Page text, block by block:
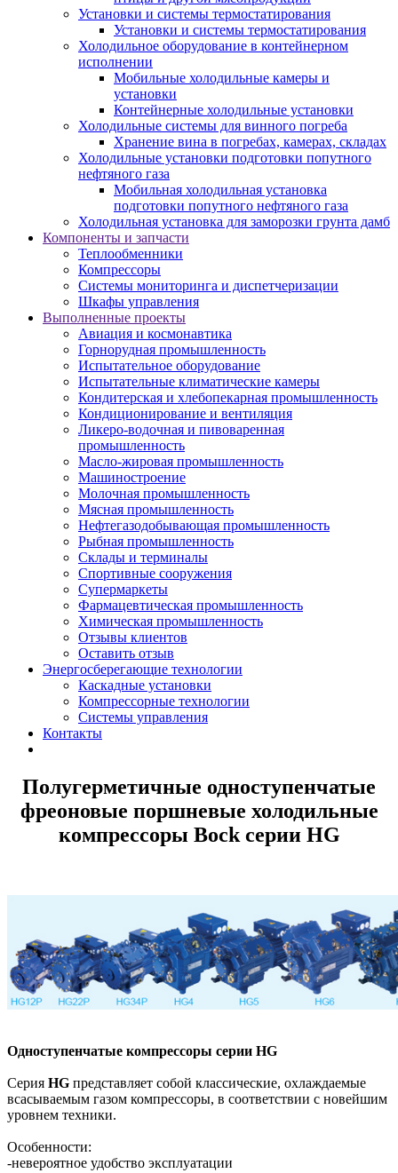
Установки и системы термостатирования
Установки и системы термостатирования
Холодильное оборудование в контейнерном
исполнении
Мобильные холодильные камеры и
установки
Контейнерные холодильные установки
Холодильные системы для винного погреба
Хранение вина в погребах, камерах, складах
Холодильные установки подготовки попутного
нефтяного газа
Мобильная холодильная установка
подготовки попутного нефтяного газа
Холодильная установка для заморозки грунта дамб
Компоненты и запчасти
Теплообменники
Компрессоры
Системы мониторинга и диспетчеризации
Шкафы управления
Выполненные проекты
Авиация и космонавтика
Горнорудная промышленность
Испытательное оборудование
Испытательные климатические камеры
Кондитерская и хлебопекарная промышленность
Кондиционирование и вентиляция
Ликеро-водочная и пивоваренная
промышленность
Масло-жировая промышленность
Машиностроение
Молочная промышленность
Мясная промышленность
Нефтегазодобывающая промышленность
Рыбная промышленность
Склады и терминалы
Спортивные сооружения
Супермаркеты
Фармацевтическая промышленность
Химическая промышленность
Отзывы клиентов
Оставить отзыв
Энергосберегающие технологии
Каскадные установки
Компрессорные технологии
Системы управления
Контакты
Полугерметичные одноступенчатые
фреоновые поршневые холодильные
компрессоры Bock серии HG
Одноступенчатые компрессоры серии HG
Серия HG представляет собой классические, охлаждаемые
всасываемым газом компрессоры, в соответствии с новейшим
уровнем техники.
Особенности:
-невероятное удобство эксплуатации